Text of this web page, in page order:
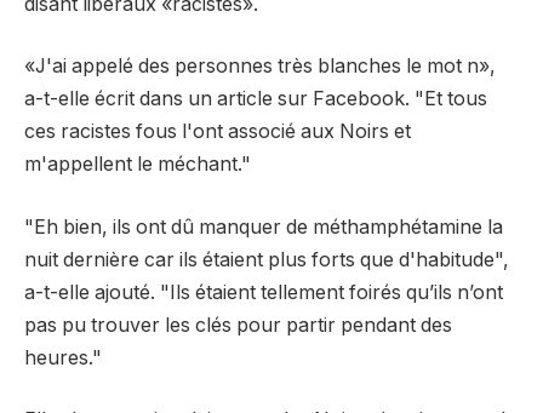
«J'ai appelé des personnes très blanches le mot n»,
a-t-elle écrit dans un article sur Facebook. "Et tous
ces racistes fous l'ont associé aux Noirs et
m'appellent le méchant."
"Eh bien, ils ont dû manquer de méthamphétamine la
nuit dernière car ils étaient plus forts que d'habitude",
a-t-elle ajouté. "Ils étaient tellement foirés qu’ils n’ont
pas pu trouver les clés pour partir pendant des
heures."